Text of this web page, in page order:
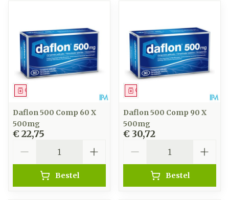
Geneesmiddel
Daflon 500 Comp 60 X
500mg
€ 22,75
Bestel
Geneesmiddel
Daflon 500 Comp 90 X
500mg
€ 30,72
Bestel